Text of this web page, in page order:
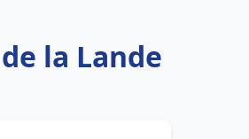
la Lande